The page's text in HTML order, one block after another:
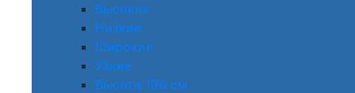
Высокие
Низкие
Широкие
Узкие
Высота 190 см